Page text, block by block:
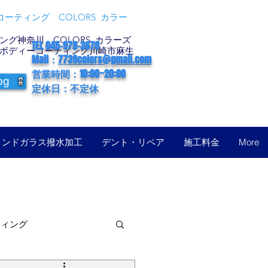
ーティング COLORS カラー
グ神奈川 COLORS カラーズ
ィーコーティング川崎市麻生
TEL 045-979-3670
Mail：7739colors@gmail.com
営業時間：10:00~20:00
定休日：不定休
ンドガラス撥水加工 デント・リペア 施工料金 More
ング